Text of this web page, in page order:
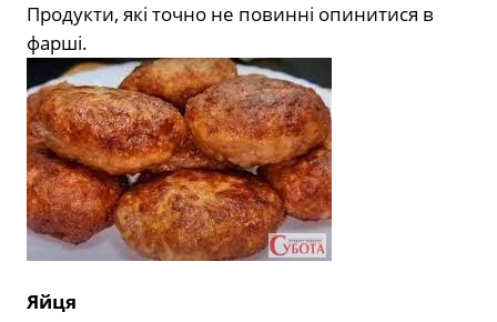
Продукти, які точно не повинні опинитися в
фарші.
Яйця